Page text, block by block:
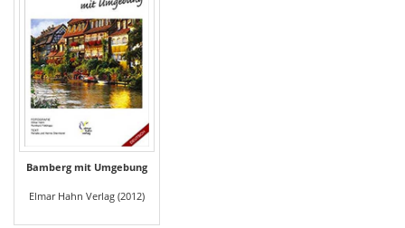
Bamberg mit Umgebung
Elmar Hahn Verlag (2012)